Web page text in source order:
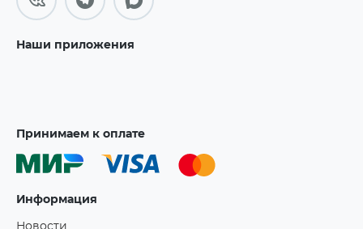
Наши приложения
Принимаем к оплате
Информация
Новости